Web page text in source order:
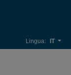
Lingua: IT